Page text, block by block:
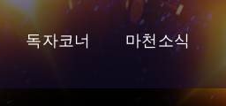
독자코너 마천소식